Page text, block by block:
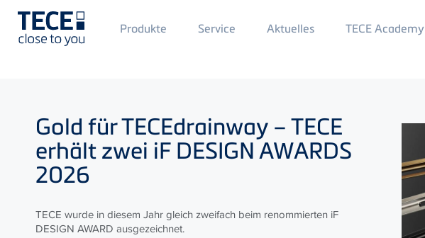
Main
Menü
Produkte Service Aktuelles TECE Academy
Gold fürTECEdrainway –TECE
erhält zwei iF DESIGN AWARDS
2026
TECE wurde in diesem Jahr gleich zweifach beim renommierten iF
DESIGN AWARD ausgezeichnet.